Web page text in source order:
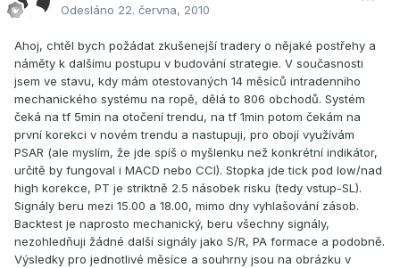
Odesláno 22. června, 2010
Ahoj, chtěl bych požádat zkušenejší tradery o nějaké postřehy a
náměty k dalšímu postupu v budování strategie. V současnosti
jsem ve stavu, kdy mám otestovaných 14 měsíců intradenního
mechanického systému na ropě, dělá to 806 obchodů. Systém
čeká na tf 5min na otočení trendu, na tf 1min potom čekám na
první korekci v novém trendu a nastupuji, pro obojí využívám
PSAR (ale myslím, že jde spíš o myšlenku než konkrétní indikátor,
určitě by fungoval i MACD nebo CCI). Stopka jde tick pod low/nad
high korekce, PT je striktně 2.5 násobek risku (tedy vstup-SL).
Signály beru mezi 15.00 a 18.00, mimo dny vyhlašování zásob.
Backtest je naprosto mechanický, beru všechny signály,
nezohledňuji žádné další signály jako S/R, PA formace a podobně.
Výsledky pro jednotlivé měsíce a souhrny jsou na obrázku v